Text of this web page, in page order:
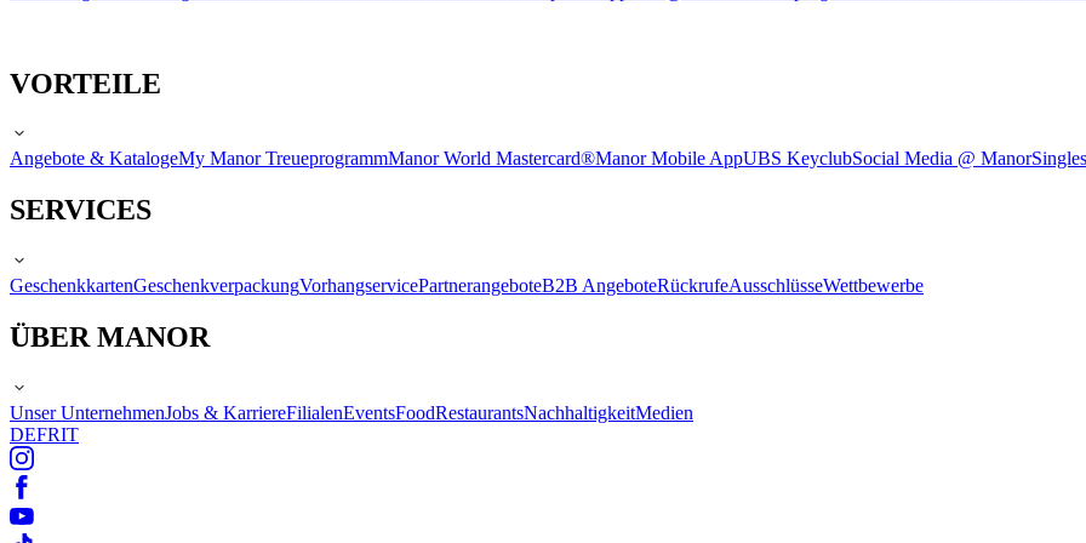
VORTEILE
Angebote & KatalogeMy Manor TreueprogrammManor World Mastercard®Manor Mobile AppUBS KeyclubSocial Media @ Manor
SERVICES
GeschenkkartenGeschenkverpackungVorhangservicePartnerangeboteB2B AngeboteRückrufeAusschlüsseWettbewerbe
ÜBER MANOR
Unser UnternehmenJobs & KarriereFilialenEventsFoodRestaurantsNachhaltigkeitMedien
DEFRIT